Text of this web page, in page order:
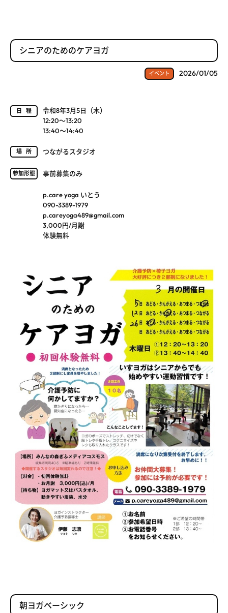
シニアのためのケアヨガ
イベント 2026/01/05
日程
令和8年3月5日（木）
12:20～13:20
13:40～14:40
場所 つながるスタジオ
参加形態 事前募集のみ
p.care yoga いとう
090-3389-1979
p.careyoga489@gmail.com
3,000円/月謝
体験無料
朝ヨガベーシック